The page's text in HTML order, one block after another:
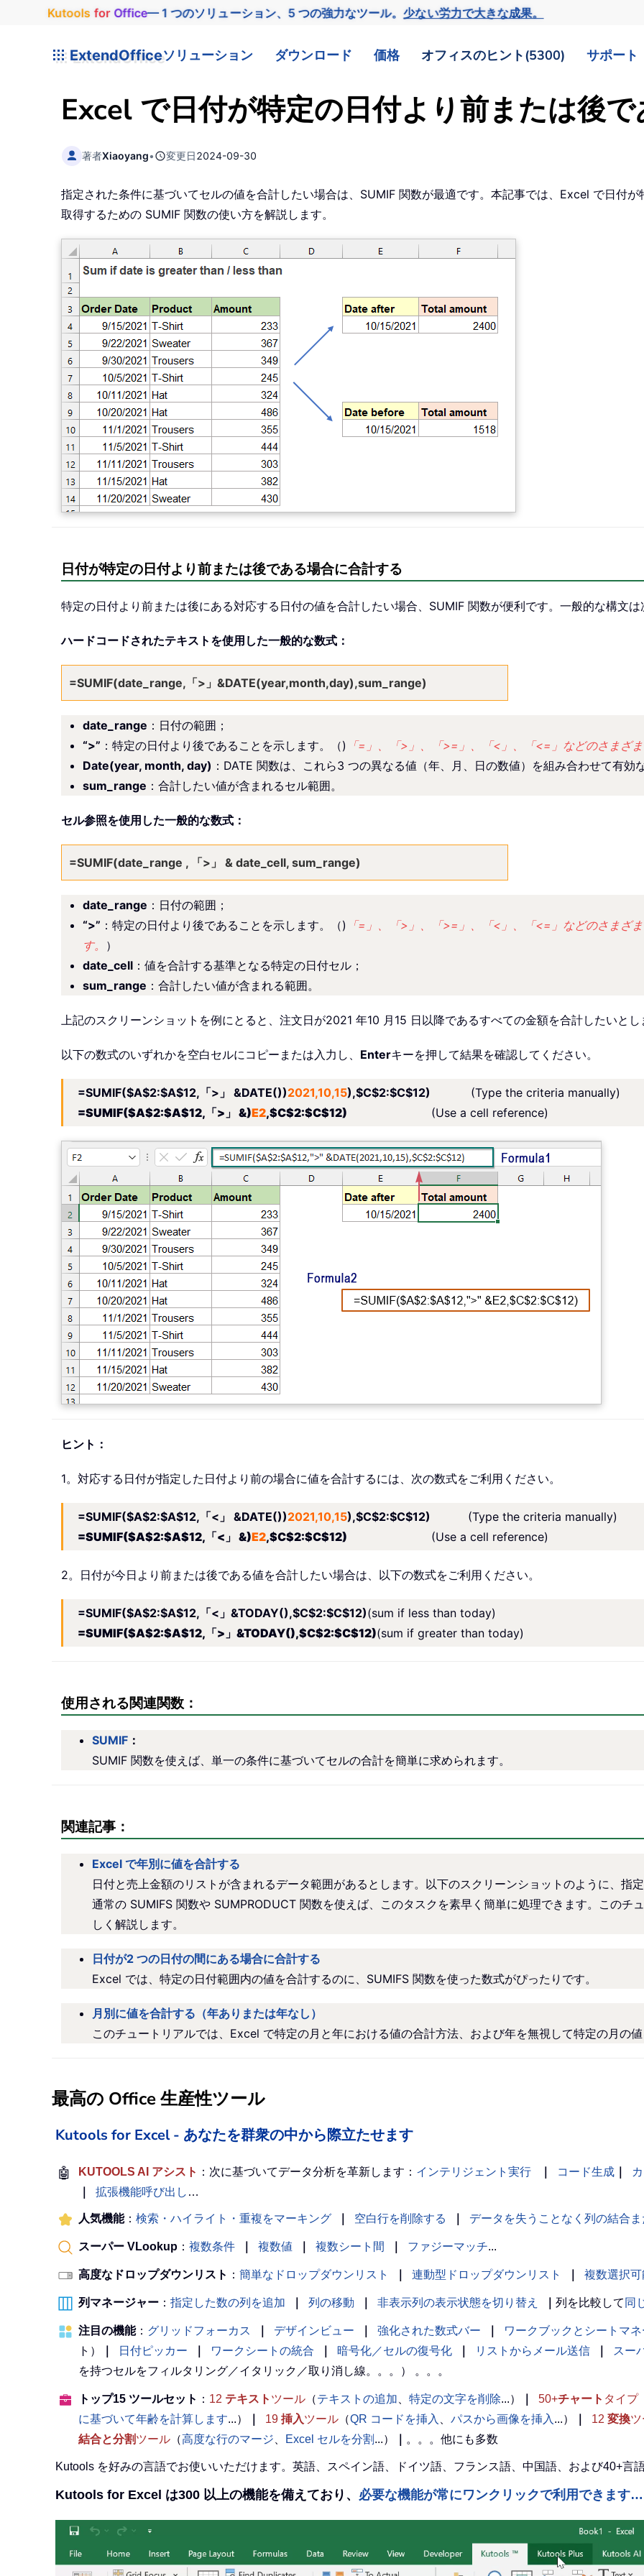
Kutools for Office— 1 つのソリューション、5 つの強力なツール。少ない労力で大きな成果。
ExtendOfficeソリューション ダウンロード 価格 オフィスのヒント(5300) サポート
Excel で日付が特定の日付より前または後
著者Xiaoyang• 変更日2024-09-30
指定された条件に基づいてセルの値を合計したい場合は、SUMIF 関数が最適です。本記事では、Excel で日付
取得するための SUMIF 関数の使い方を解説します。
日付が特定の日付より前または後である場合に合計する
特定の日付より前または後にある対応する日付の値を合計したい場合、SUMIF 関数が便利です。一般的な構文
ハードコードされたテキストを使用した一般的な数式：
=SUMIF(date_range,「>」&DATE(year,month,day),sum_range)
date_range ：日付の範囲；
“>” ：特定の日付より後であることを示します。（) 「=」、「>」、「>=」、「<」、「<=」などのさまざ
Date(year, month, day) ：DATE 関数は、これら3 つの異なる値（年、月、日の数値）を組み合わせて有効
sum_range ：合計したい値が含まれるセル範囲。
セル参照を使用した一般的な数式：
=SUMIF(date_range , 「>」 & date_cell, sum_range)
date_range ：日付の範囲；
“>” ：特定の日付より後であることを示します。（) 「=」、「>」、「>=」、「<」、「<=」などのさまざ
す。 ）
date_cell ：値を合計する基準となる特定の日付セル；
sum_range ：合計したい値が含まれる範囲。
上記のスクリーンショットを例にとると、注文日が2021 年10 月15 日以降であるすべての金額を合計したいとし
以下の数式のいずれかを空白セルにコピーまたは入力し、 Enterキーを押して結果を確認してください。
=SUMIF($A$2:$A$12,「>」 &DATE())2021,10,15),$C$2:$C$12) (Type the criteria manually)
=SUMIF($A$2:$A$12,「>」 &)E2,$C$2:$C$12) (Use a cell reference)
ヒント：
1。対応する日付が指定した日付より前の場合に値を合計するには、次の数式をご利用ください。
=SUMIF($A$2:$A$12,「<」 &DATE())2021,10,15),$C$2:$C$12) (Type the criteria manually)
=SUMIF($A$2:$A$12,「<」 &)E2,$C$2:$C$12) (Use a cell reference)
2。日付が今日より前または後である値を合計したい場合は、以下の数式をご利用ください。
=SUMIF($A$2:$A$12,「<」&TODAY(),$C$2:$C$12)(sum if less than today)
=SUMIF($A$2:$A$12,「>」&TODAY(),$C$2:$C$12)(sum if greater than today)
使用される関連関数：
SUMIF ：
SUMIF 関数を使えば、単一の条件に基づいてセルの合計を簡単に求められます。
関連記事：
Excel で年別に値を合計する
日付と売上金額のリストが含まれるデータ範囲があるとします。以下のスクリーンショットのように、指
通常の SUMIFS 関数や SUMPRODUCT 関数を使えば、このタスクを素早く簡単に処理できます。このチ
しく解説します。
日付が2 つの日付の間にある場合に合計する
Excel では、特定の日付範囲内の値を合計するのに、SUMIFS 関数を使った数式がぴったりです。
月別に値を合計する（年ありまたは年なし）
このチュートリアルでは、Excel で特定の月と年における値の合計方法、および年を無視して特定の月の
最高の Office 生産性ツール
Kutools for Excel - あなたを群衆の中から際立たせます
🤖 KUTOOLS AI アシスト ：次に基づいてデータ分析を革新します： インテリジェント実行 コード生成
拡張機能呼び出し …
人気機能： 検索・ハイライト・重複をマーキング 空白行を削除する データを失うことなく列の結合
スーパー VLookup ： 複数条件 複数値 複数シート間 ファジーマッチ...
高度なドロップダウンリスト ： 簡単なドロップダウンリスト 連動型ドロップダウンリスト 複数選択
列マネージャー ： 指定した数の列を追加 列の移動 非表示列の表示状態を切り替え 列を比較して 同
注目の機能： グリッドフォーカス デザインビュー 強化された数式バー
ワークブックとシートマ
ト）
日付ピッカー ワークシートの統合 暗号化／セルの復号化 リストからメール送信
スー
を持つセルをフィルタリング／イタリック／取り消し線。。。） 。。。
トップ15 ツールセット ： 12 テキスト ツール （テキストの追加 特定の文字を削除...） 50+チャート タイプ
に基づいて年齢を計算します...） 19 挿入ツール （QR コードを挿入 パスから画像を挿入 ...） 12 変換
結合と分割ツール （高度な行のマージ Excel セルを分割 ...） 。。。他にも多数
Kutools を好みの言語でお使いいただけます。英語、スペイン語、ドイツ語、フランス語、中国語、および40+言
Kutools for Excel は300 以上の機能を備えており、 必要な機能が常にワンクリックで利用できます…